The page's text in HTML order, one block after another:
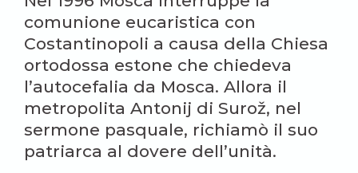
comunione eucaristica con
Costantinopoli a causa della Chiesa
ortodossa estone che chiedeva
l’autocefalia da Mosca. Allora il
metropolita Antonij di Surož, nel
sermone pasquale, richiamò il suo
patriarca al dovere dell’unità.